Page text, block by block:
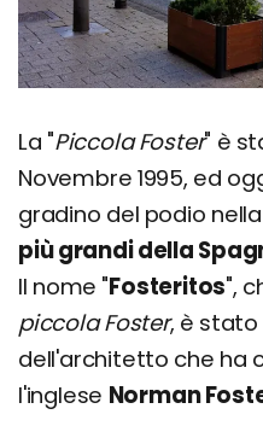
La "Piccola Foster" è
Novembre 1995, ed
gradino del podio
più grandi della
Il nome "Fosteritos",
piccola Foster, è
dell'architetto che ha
l'inglese Norman